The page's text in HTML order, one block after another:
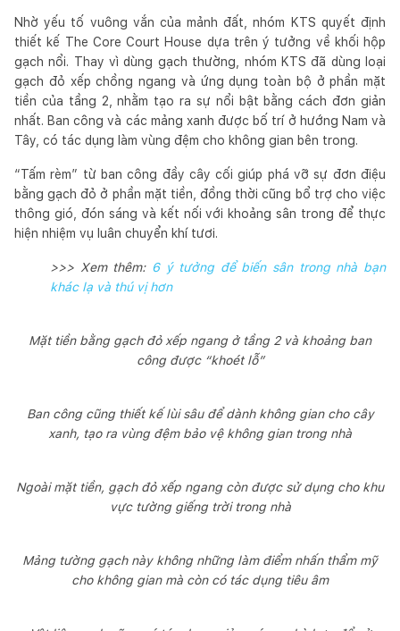
Nhờ yếu tố vuông vắn của mảnh đất, nhóm KTS quyết định
thiết kế The Core Court House dựa trên ý tưởng về khối hộp
gạch nổi. Thay vì dùng gạch thường, nhóm KTS đã dùng loại
gạch đỏ xếp chồng ngang và ứng dụng toàn bộ ở phần mặt
tiền của tầng 2, nhằm tạo ra sự nổi bật bằng cách đơn giản
nhất. Ban công và các mảng xanh được bố trí ở hướng Nam và
Tây, có tác dụng làm vùng đệm cho không gian bên trong.
“Tấm rèm” từ ban công đầy cây cối giúp phá vỡ sự đơn điệu
bằng gạch đỏ ở phần mặt tiền, đồng thời cũng bổ trợ cho việc
thông gió, đón sáng và kết nối với khoảng sân trong để thực
hiện nhiệm vụ luân chuyển khí tươi.
>>> Xem thêm: 6 ý tưởng để biến sân trong nhà bạn
khác lạ và thú vị hơn
Mặt tiền bằng gạch đỏ xếp ngang ở tầng 2 và khoảng ban
công được “khoét lỗ”
Ban công cũng thiết kế lùi sâu để dành không gian cho cây
xanh, tạo ra vùng đệm bảo vệ không gian trong nhà
Ngoài mặt tiền, gạch đỏ xếp ngang còn được sử dụng cho khu
vực tường giếng trời trong nhà
Mảng tường gạch này không những làm điểm nhấn thẩm mỹ
cho không gian mà còn có tác dụng tiêu âm